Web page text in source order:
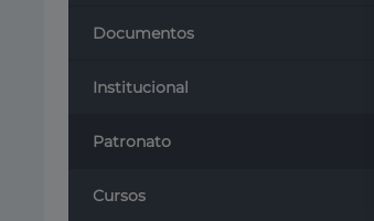
Documentos
Institucional
Patronato
Cursos